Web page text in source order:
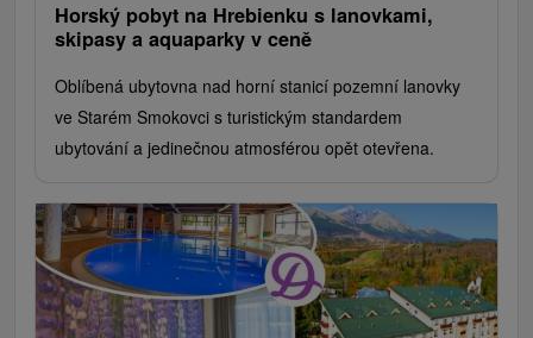
Horský pobyt na Hrebienku s lanovkami,
skipasy a aquaparky v ceně
Oblíbená ubytovna nad horní stanicí pozemní lanovky
ve Starém Smokovci s turistickým standardem
ubytování a jedinečnou atmosférou opět otevřena.